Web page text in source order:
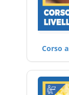
Corso